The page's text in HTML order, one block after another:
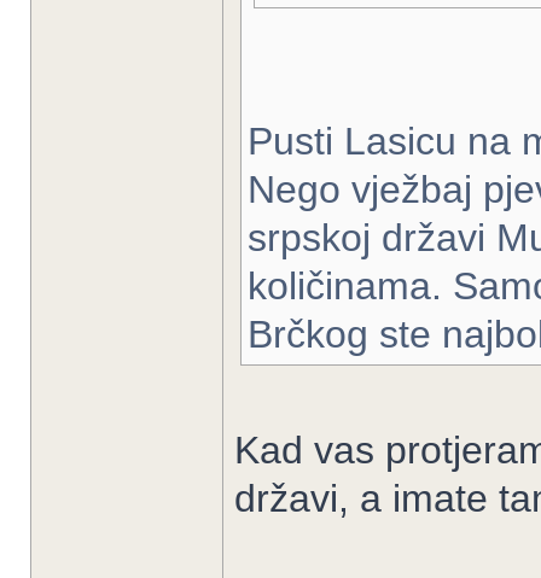
Pusti Lasicu na
Nego vježbaj
srpskoj državi
količinama.
Brčkog ste
Kad vas
državi, a imate